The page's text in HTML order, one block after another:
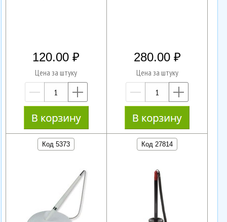
120.00
Цена за штуку
—
280.00
Цена за штуку
—
Код 5373 Код 27814